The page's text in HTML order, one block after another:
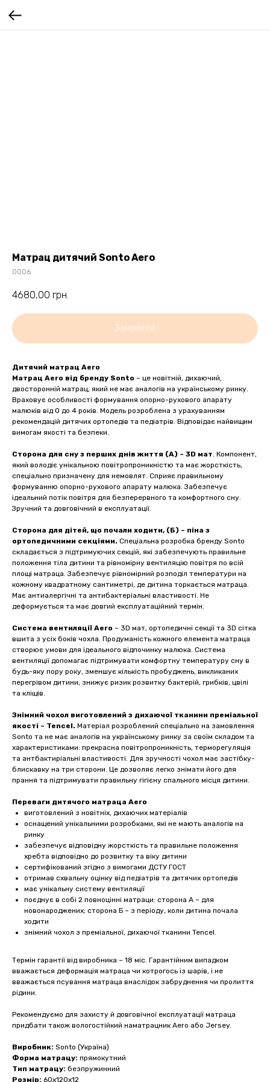
Матрац дитячий Sonto Aero
0006
4680,00 грн.
Замовити
Дитячий матрац Аеro
Матрац Aero від бренду Sonto – це новітній, дихаючий,
двосторонній матрац, який не має аналогів на українському ринку.
Враховує особливості формування опорно-рухового апарату
малюків від 0 до 4 років. Модель розроблена з урахуванням
рекомендацій дитячих ортопедів та педіатрів. Відповідає найвищим
вимогам якості та безпеки.
Сторона для сну з перших днів життя (А) – 3D мат. Компонент,
який володіє унікальною повітропроникністю та має жорсткість,
спеціально призначену для немовлят. Сприяє правильному
формуванню опорно-рухового апарату малюка. Забезпечує
ідеальний потік повітря для безперервного та комфортного сну.
Зручний та довговічний в експлуатації.
Сторона для дітей, що почали ходити, (Б) – піна з
ортопедичними секціями. Спеціальна розробка бренду Sonto
складається з підтримуючих секцій, які забезпечують правильне
положення тіла дитини та рівномірну вентиляцію повітря по всій
площі матраца. Забезпечує рівномірний розподіл температури на
кожному квадратному сантиметрі, де дитина торкається матраца.
Має антиалергічні та антибактеріальні властивості. Не
деформується та має довгий експлуатаційний термін.
Система вентиляції Aero – 3D мат, ортопедичні секції та 3D сітка
вшита з усіх боків чохла. Продуманість кожного елемента матраца
створює умови для ідеального відпочинку малюка. Система
вентиляції допомагає підтримувати комфортну температуру сну в
будь-яку пору року, зменшує кількість пробуджень, викликаних
перегрівом дитини, знижує ризик розвитку бактерій, грибків, цвілі
та кліщів.
Знімний чохол виготовлений з дихаючої тканини преміальної
якості – Tencel. Матеріал розроблений спеціально на замовлення
Sonto та не має аналогів на українському ринку за своїм складом та
характеристиками: прекрасна повітропроникність, терморегуляція
та антбактиріальні властивості. Для зручності чохол має застібку-
блискавку на три сторони. Це дозволяє легко знімати його для
прання та підтримувати правильну гігієну спального місця дитини.
Переваги дитячого матраца Aero
виготовлений з новітніх, дихаючих матеріалів
оснащений унікальними розробками, які не мають аналогів на
ринку
забезпечує відповідну жорсткість та правильне положення
хребта відповідно до розвитку та віку дитини
сертифікований згідно з вимогами ДСТУ ГОСТ
отримав схвальну оцінку від педіатрів та дитячих ортопедів
має унікальну систему вентиляції
поєднує в собі 2 повноцінні матраци: сторона А – для
новонароджених; сторона Б – з періоду, коли дитина почала
ходити
знімний чохол з преміальної, дихаючої тканини Tencel.
Термін гарантії від виробника – 18 міс. Гарантійним випадком
вважається деформація матраца чи котрогось із шарів, і не
вважається псування матраца внаслідок забруднення чи пролиття
рідини.
Рекомендуємо для захисту й довговічної експлуатації матраца
придбати також вологостійкий наматрацник Aero або Jersey.
Виробник: Sonto (Україна)
Форма матрацу: прямокутний
Тип матрацу: безпружинний
Розмір: 60x120x12